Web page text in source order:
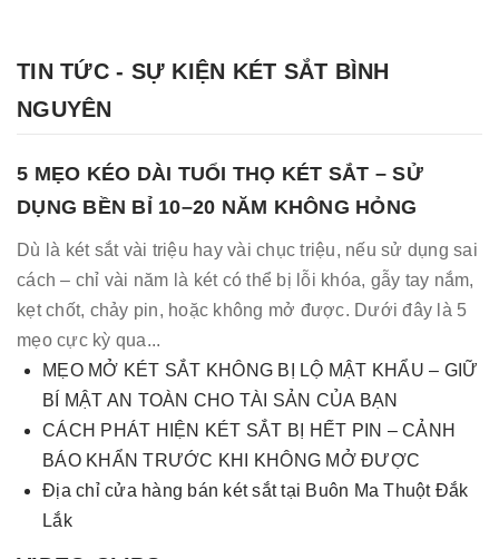
TIN TỨC - SỰ KIỆN KÉT SẮT BÌNH
NGUYÊN
5 MẸO KÉO DÀI TUỔI THỌ KÉT SẮT – SỬ
DỤNG BỀN BỈ 10–20 NĂM KHÔNG HỎNG
Dù là két sắt vài triệu hay vài chục triệu, nếu sử dụng sai
cách – chỉ vài năm là két có thể bị lỗi khóa, gẫy tay nắm,
kẹt chốt, chảy pin, hoặc không mở được. Dưới đây là 5
mẹo cực kỳ qua...
MẸO MỞ KÉT SẮT KHÔNG BỊ LỘ MẬT KHẨU – GIỮ
BÍ MẬT AN TOÀN CHO TÀI SẢN CỦA BẠN
CÁCH PHÁT HIỆN KÉT SẮT BỊ HẾT PIN – CẢNH
BÁO KHẨN TRƯỚC KHI KHÔNG MỞ ĐƯỢC
Địa chỉ cửa hàng bán két sắt tại Buôn Ma Thuột Đắk
Lắk